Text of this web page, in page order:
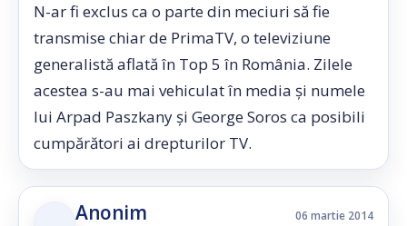
N-ar fi exclus ca o parte din meciuri să fie
transmise chiar de PrimaTV, o televiziune
generalistă aflată în Top 5 în România. Zilele
acestea s-au mai vehiculat în media şi numele
lui Arpad Paszkany şi George Soros ca posibili
cumpărători ai drepturilor TV.
Anonim 06 martie 2014